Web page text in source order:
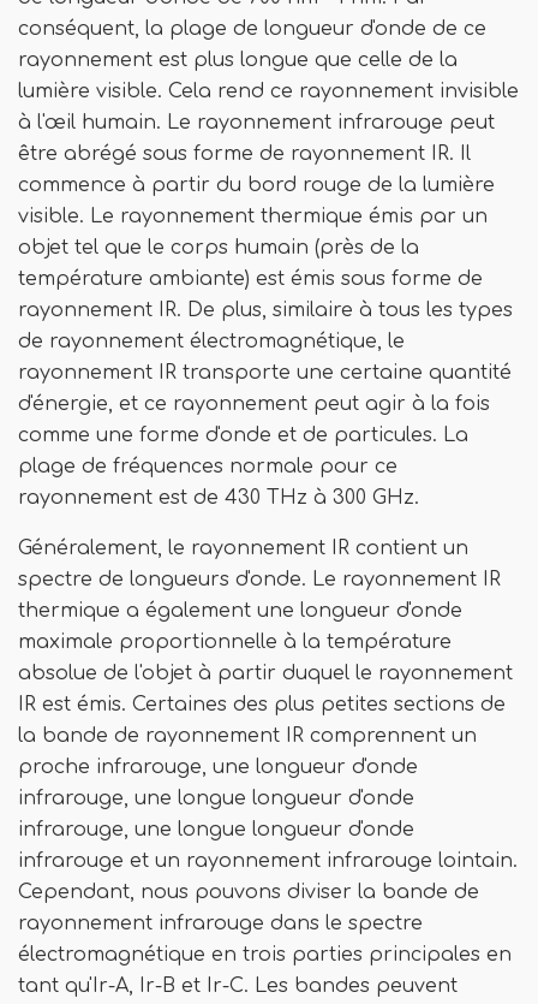
conséquent, la plage de longueur d'onde de ce
rayonnement est plus longue que celle de la
lumière visible. Cela rend ce rayonnement invisible
à l'œil humain. Le rayonnement infrarouge peut
être abrégé sous forme de rayonnement IR. Il
commence à partir du bord rouge de la lumière
visible. Le rayonnement thermique émis par un
objet tel que le corps humain (près de la
température ambiante) est émis sous forme de
rayonnement IR. De plus, similaire à tous les types
de rayonnement électromagnétique, le
rayonnement IR transporte une certaine quantité
d'énergie, et ce rayonnement peut agir à la fois
comme une forme d'onde et de particules. La
plage de fréquences normale pour ce
rayonnement est de 430 THz à 300 GHz.
Généralement, le rayonnement IR contient un
spectre de longueurs d'onde. Le rayonnement IR
thermique a également une longueur d'onde
maximale proportionnelle à la température
absolue de l'objet à partir duquel le rayonnement
IR est émis. Certaines des plus petites sections de
la bande de rayonnement IR comprennent un
proche infrarouge, une longueur d'onde
infrarouge, une longue longueur d'onde
infrarouge, une longue longueur d'onde
infrarouge et un rayonnement infrarouge lointain.
Cependant, nous pouvons diviser la bande de
rayonnement infrarouge dans le spectre
électromagnétique en trois parties principales en
tant qu'Ir-A, Ir-B et Ir-C. Les bandes peuvent